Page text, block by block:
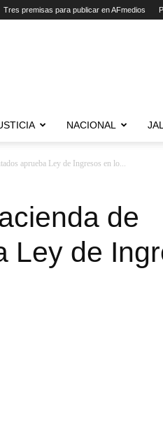
Tres premisas para publicar en AFmedios
NACIONAL
aprueba Ley de Ingresos en lo...
de
Ley de